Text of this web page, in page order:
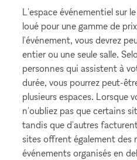
L'espace événementiel sur
loué pour une gamme de
l'événement, vous devrez
entier ou une seule salle.
personnes qui assistent à
durée, vous pourrez peut-
plusieurs espaces. Lorsque
n'oubliez pas que certains
tandis que d'autres
sites offrent également des
événements organisés en